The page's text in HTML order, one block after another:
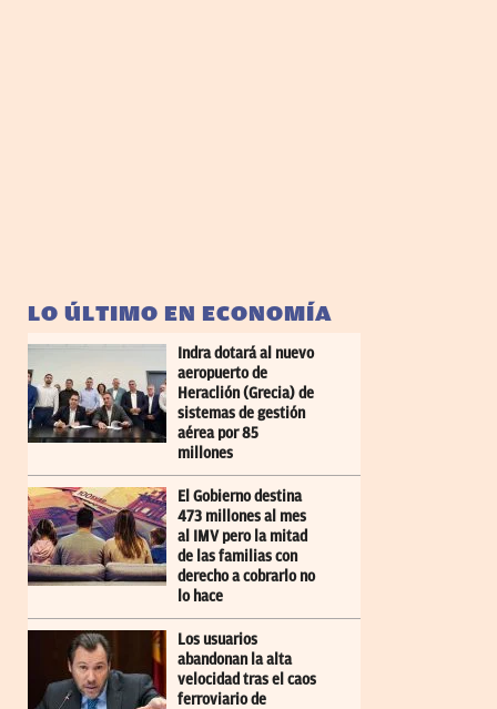
LO ÚLTIMO EN ECONOMÍA
Indra dotará al nuevo
aeropuerto de
Heraclión (Grecia) de
sistemas de gestión
aérea por 85
millones
El Gobierno destina
473 millones al mes
al IMV pero la mitad
de las familias con
derecho a cobrarlo no
lo hace
Los usuarios
abandonan la alta
velocidad tras el caos
ferroviario de